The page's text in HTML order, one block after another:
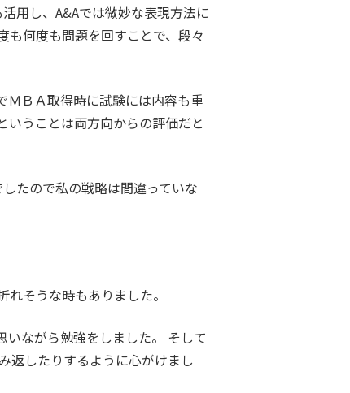
用し、A&Aでは微妙な表現方法に
も何度も問題を回すことで、段々
ＭＢＡ取得時に試験には内容も重
いうことは両方向からの評価だと
たので私の戦略は間違っていな
そうな時もありました。
ながら勉強をしました。 そして
返したりするように心がけまし